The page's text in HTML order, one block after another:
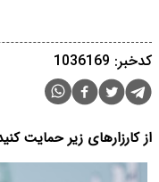
کدخبر: 1036169
از کارزارهای زیر حمایت